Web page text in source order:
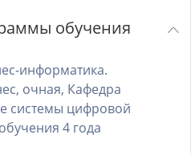
обучения
информатика.
очная, Кафедра
системы цифровой
4 года